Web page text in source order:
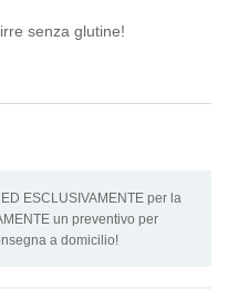
senza glutine!
ESCLUSIVAMENTE per la
un preventivo per
a domicilio!